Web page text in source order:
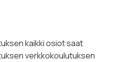
kaikki osiot saat
verkkokoulutuksen